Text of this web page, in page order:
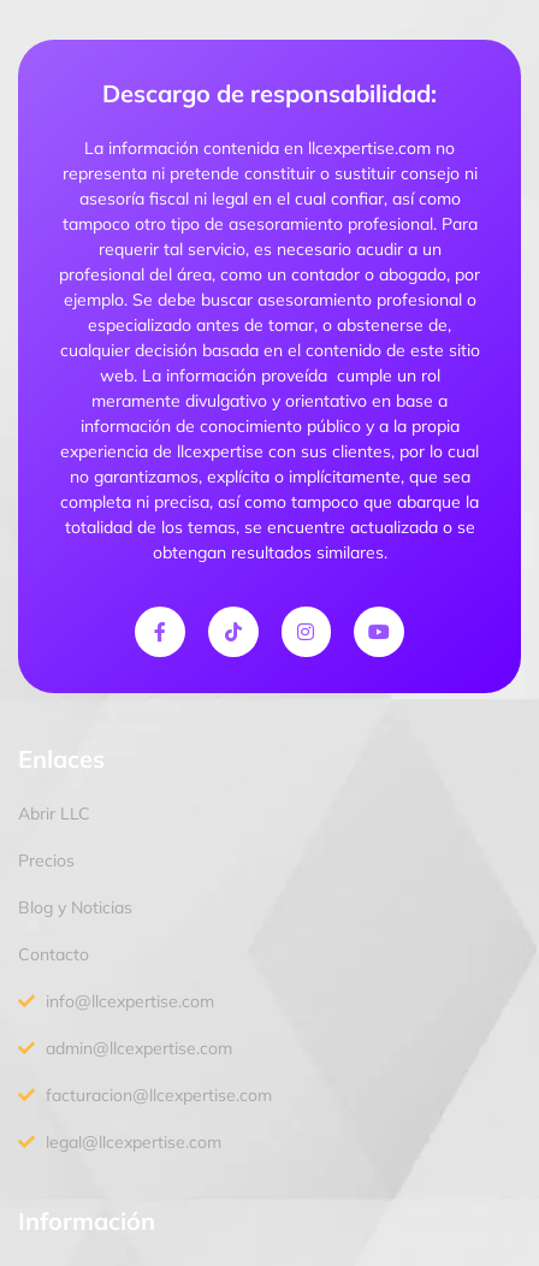
Descargo de responsabilidad:
La información contenida en llcexpertise.com no
representa ni pretende constituir o sustituir consejo ni
asesoría fiscal ni legal en el cual confiar, así como
tampoco otro tipo de asesoramiento profesional. Para
requerir tal servicio, es necesario acudir a un
profesional del área, como un contador o abogado, por
ejemplo. Se debe buscar asesoramiento profesional o
especializado antes de tomar, o abstenerse de,
cualquier decisión basada en el contenido de este sitio
web. La información proveída cumple un rol
meramente divulgativo y orientativo en base a
información de conocimiento público y a la propia
experiencia de llcexpertise con sus clientes, por lo cual
no garantizamos, explícita o implícitamente, que sea
completa ni precisa, así como tampoco que abarque la
totalidad de los temas, se encuentre actualizada o se
obtengan resultados similares.
Enlaces
Abrir LLC
Precios
Blog y Noticias
Contacto
info@llcexpertise.com
admin@llcexpertise.com
facturacion@llcexpertise.com
legal@llcexpertise.com
Información